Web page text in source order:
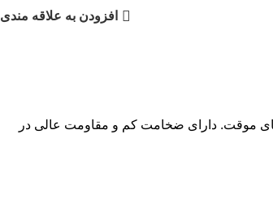
افزودن به علاقه مندی
موقت. دارای ضخامت کم و مقاومت عالی در